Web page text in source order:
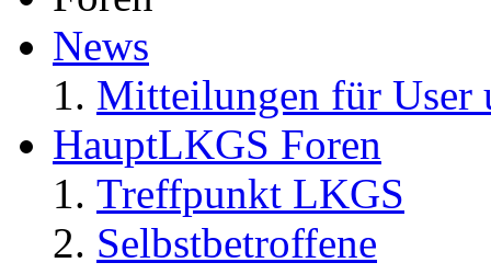
News
Mitteilungen für User
HauptLKGS Foren
Treffpunkt LKGS
Selbstbetroffene